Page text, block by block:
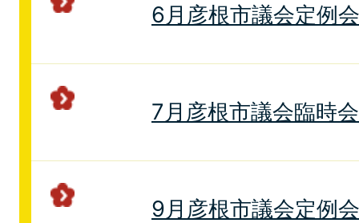
6月彦根市議会定例
7月彦根市議会臨時
9月彦根市議会定例